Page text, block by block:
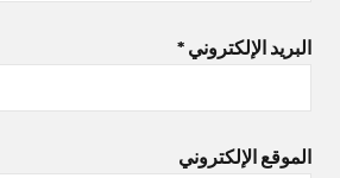
البريد الإلكتروني *
الموقع الإلكتروني